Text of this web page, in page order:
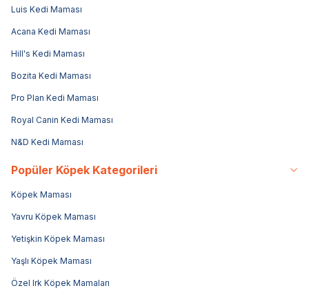
Luis Kedi Maması
Acana Kedi Maması
Hill's Kedi Maması
Bozita Kedi Maması
Pro Plan Kedi Maması
Royal Canin Kedi Maması
N&D Kedi Maması
Popüler Köpek Kategorileri
Köpek Maması
Yavru Köpek Maması
Yetişkin Köpek Maması
Yaşlı Köpek Maması
Özel Irk Köpek Mamaları